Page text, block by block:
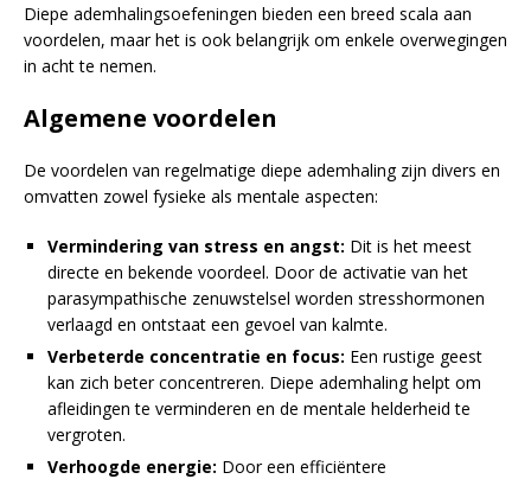
Diepe ademhalingsoefeningen bieden een breed scala aan
voordelen, maar het is ook belangrijk om enkele overwegingen
in acht te nemen.
Algemene voordelen
De voordelen van regelmatige diepe ademhaling zijn divers en
omvatten zowel fysieke als mentale aspecten:
Vermindering van stress en angst: Dit is het meest
directe en bekende voordeel. Door de activatie van het
parasympathische zenuwstelsel worden stresshormonen
verlaagd en ontstaat een gevoel van kalmte.
Verbeterde concentratie en focus: Een rustige geest
kan zich beter concentreren. Diepe ademhaling helpt om
afleidingen te verminderen en de mentale helderheid te
vergroten.
Verhoogde energie: Door een efficiëntere